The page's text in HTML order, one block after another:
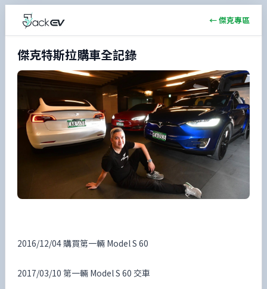
← 傑克專區
傑克特斯拉購車全記錄
2016/12/04 購買第一輛 Model S 60
2017/03/10 第一輛 Model S 60 交車